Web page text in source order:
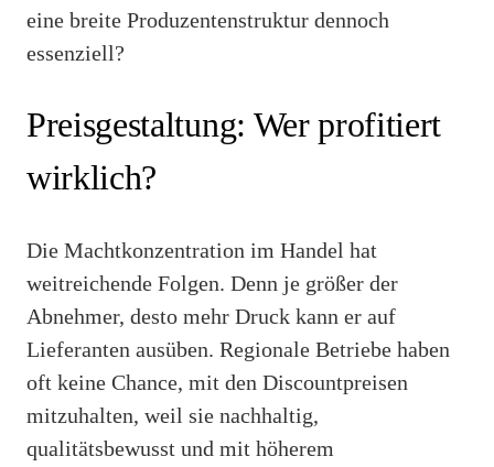
eine breite Produzentenstruktur dennoch
essenziell?
Preisgestaltung: Wer profitiert
wirklich?
Die Machtkonzentration im Handel hat
weitreichende Folgen. Denn je größer der
Abnehmer, desto mehr Druck kann er auf
Lieferanten ausüben. Regionale Betriebe haben
oft keine Chance, mit den Discountpreisen
mitzuhalten, weil sie nachhaltig,
qualitätsbewusst und mit höherem